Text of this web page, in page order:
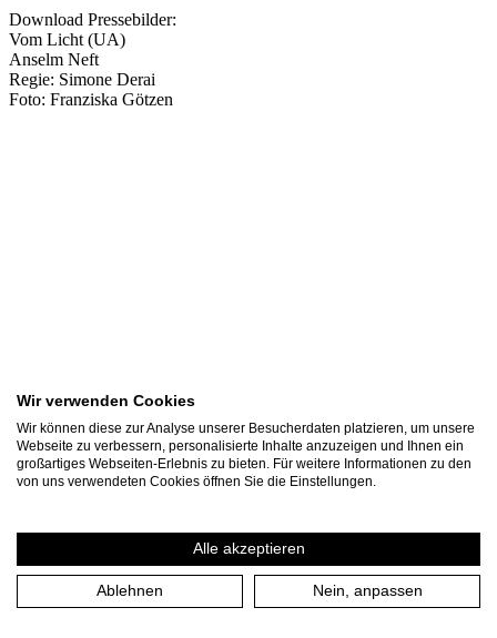
Download Pressebilder:
Vom Licht (UA)
Anselm Neft
Regie: Simone Derai
Foto: Franziska Götzen
JPEG • 2,43MB
Wir verwenden Cookies
Wir können diese zur Analyse unserer Besucherdaten platzieren, um unsere
Webseite zu verbessern, personalisierte Inhalte anzuzeigen und Ihnen ein
großartiges Webseiten-Erlebnis zu bieten. Für weitere Informationen zu den
von uns verwendeten Cookies öffnen Sie die Einstellungen.
Alle akzeptieren
Ablehnen Nein, anpassen